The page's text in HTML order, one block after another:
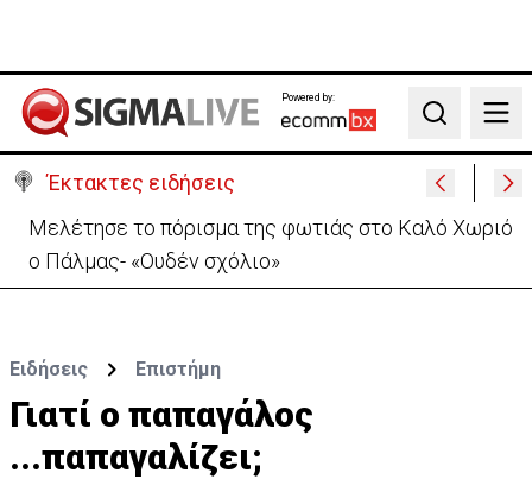
Powered by:
Search
Έκτακτες ειδήσεις
ΚΕ: Το μείζον είναι η Τουρκία να επανέλθει στο
τραπέζι των διαπραγματεύσεων
Ειδήσεις Επιστήμη
Γιατί ο παπαγάλος
...παπαγαλίζει;